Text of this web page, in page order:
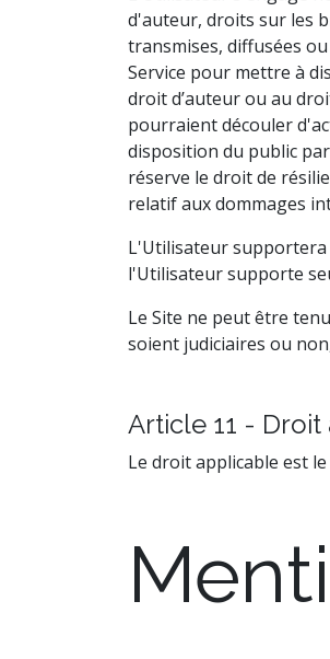
d'auteur, droits sur les
transmises, diffusées
Service pour mettre à
droit d’auteur ou au
pourraient découler
disposition du public
réserve le droit de
relatif aux dommages
L'Utilisateur supportera
l'Utilisateur supporte
Le Site ne peut être
soient judiciaires ou
Article 11 -
Le droit applicable est